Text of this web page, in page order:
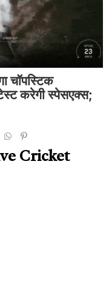
चॉपस्टिक
करेगी स्पेसएक्स;
Cricket